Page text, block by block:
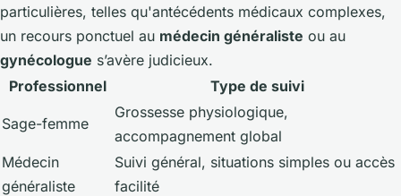
particulières, telles qu'antécédents médicaux complexes,
un recours ponctuel au médecin généraliste ou au
gynécologue s’avère judicieux.
Professionnel
Type de suivi
Sage-femme
Grossesse physiologique,
accompagnement global
Médecin
généraliste
Suivi général, situations simples ou accès
facilité